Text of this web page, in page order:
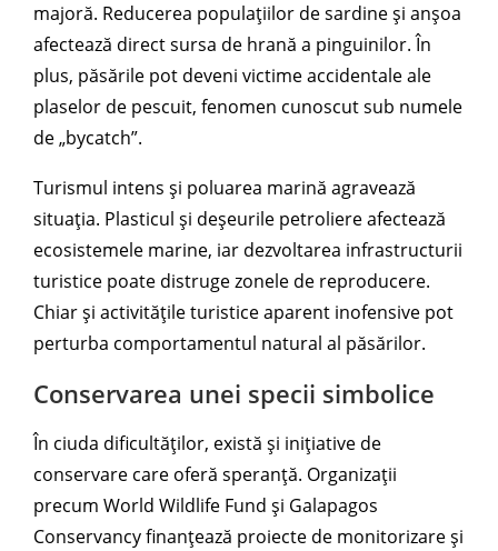
majoră. Reducerea populațiilor de sardine și anșoa
afectează direct sursa de hrană a pinguinilor. În
plus, păsările pot deveni victime accidentale ale
plaselor de pescuit, fenomen cunoscut sub numele
de „bycatch”.
Turismul intens și poluarea marină agravează
situația. Plasticul și deșeurile petroliere afectează
ecosistemele marine, iar dezvoltarea infrastructurii
turistice poate distruge zonele de reproducere.
Chiar și activitățile turistice aparent inofensive pot
perturba comportamentul natural al păsărilor.
Conservarea unei specii simbolice
În ciuda dificultăților, există și inițiative de
conservare care oferă speranță. Organizații
precum World Wildlife Fund și Galapagos
Conservancy finanțează proiecte de monitorizare și